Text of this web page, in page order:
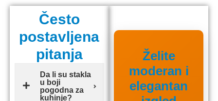
Često
postavljena
pitanja
Da li su stakla
u boji
pogodna za
kuhinje?
Želite
moderan i
elegantan